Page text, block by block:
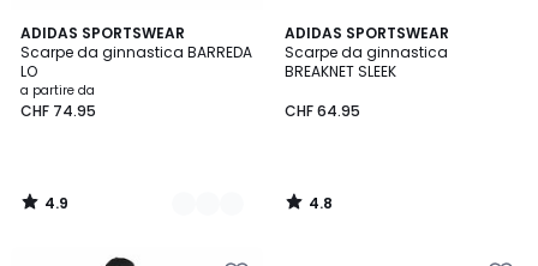
ADIDAS SPORTSWEAR
Scarpe da ginnastica BARREDA
LO
a partire da
CHF 74.95
4.9
/ 5
2
Colori
4.9
/
ADIDAS SPORTSWEAR
Scarpe da ginnastica
BREAKNET SLEEK
CHF 64.95
4.8
/ 5
4.8
/